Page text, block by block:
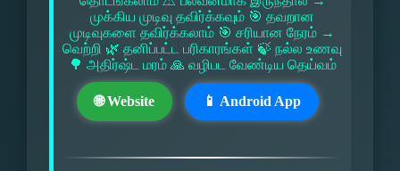
முக்கிய முடிவு தவிர்க்கவும் 🎯 தவறான
முடிவுகளை தவிர்க்கலாம் 🎯 சரியான நேரம் →
வெற்றி 🌿 தனிப்பட்ட பரிகாரங்கள் 🍃 நல்ல உணவு
🌳 அதிர்ஷ்ட மரம் 🙏 வழிபட வேண்டிய தெய்வம்
🌐 Website 📱 Android App